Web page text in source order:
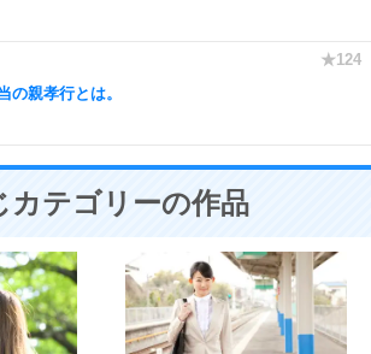
の親孝行とは。
カテゴリーの作品